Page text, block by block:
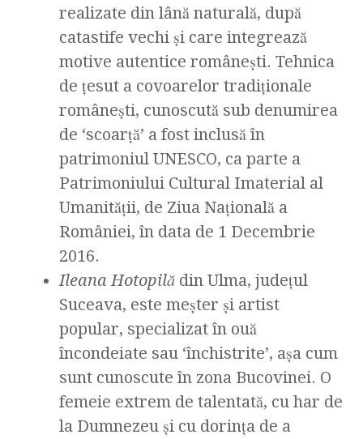
realizate din lână naturală, după
catastife vechi și care integrează
motive autentice românești. Tehnica
de țesut a covoarelor tradiționale
românești, cunoscută sub denumirea
de ‘scoarță’ a fost inclusă în
patrimoniul UNESCO, ca parte a
Patrimoniului Cultural Imaterial al
Umanității, de Ziua Națională a
României, în data de 1 Decembrie
2016.
Ileana Hotopilă din Ulma, județul
Suceava, este meșter și artist
popular, specializat în ouă
încondeiate sau ‘închistrite’, așa cum
sunt cunoscute în zona Bucovinei. O
femeie extrem de talentată, cu har de
la Dumnezeu și cu dorința de a